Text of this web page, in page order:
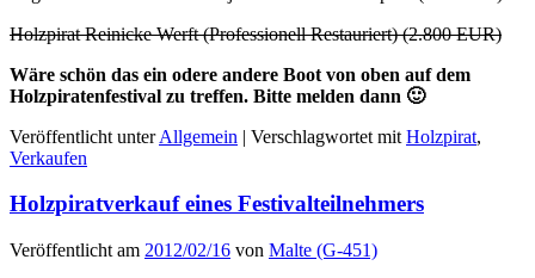
Holzpirat Reinicke Werft (Professionell Restauriert) (2.800 EUR)
Wäre schön das ein odere andere Boot von oben auf dem
Holzpiratenfestival zu treffen. Bitte melden dann 🙂
Veröffentlicht unter Allgemein | Verschlagwortet mit Holzpirat,
Verkaufen
Holzpiratverkauf eines Festivalteilnehmers
Veröffentlicht am 2012/02/16 von Malte (G-451)